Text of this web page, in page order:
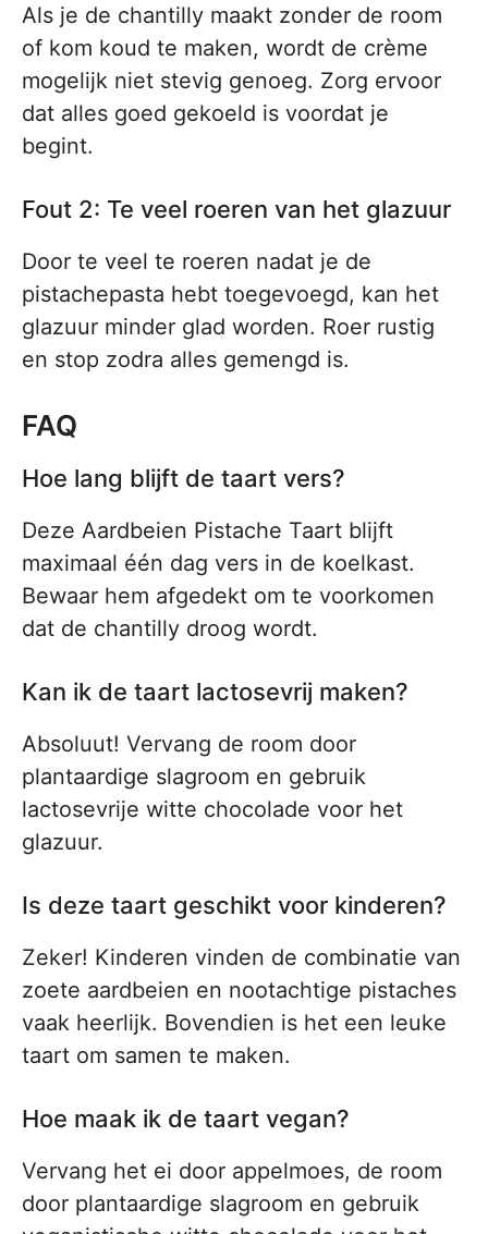
Als je de chantilly maakt zonder de room
of kom koud te maken, wordt de crème
mogelijk niet stevig genoeg. Zorg ervoor
dat alles goed gekoeld is voordat je
begint.
Fout 2: Te veel roeren van het glazuur
Door te veel te roeren nadat je de
pistachepasta hebt toegevoegd, kan het
glazuur minder glad worden. Roer rustig
en stop zodra alles gemengd is.
FAQ
Hoe lang blijft de taart vers?
Deze Aardbeien Pistache Taart blijft
maximaal één dag vers in de koelkast.
Bewaar hem afgedekt om te voorkomen
dat de chantilly droog wordt.
Kan ik de taart lactosevrij maken?
Absoluut! Vervang de room door
plantaardige slagroom en gebruik
lactosevrije witte chocolade voor het
glazuur.
Is deze taart geschikt voor kinderen?
Zeker! Kinderen vinden de combinatie van
zoete aardbeien en nootachtige pistaches
vaak heerlijk. Bovendien is het een leuke
taart om samen te maken.
Hoe maak ik de taart vegan?
Vervang het ei door appelmoes, de room
door plantaardige slagroom en gebruik